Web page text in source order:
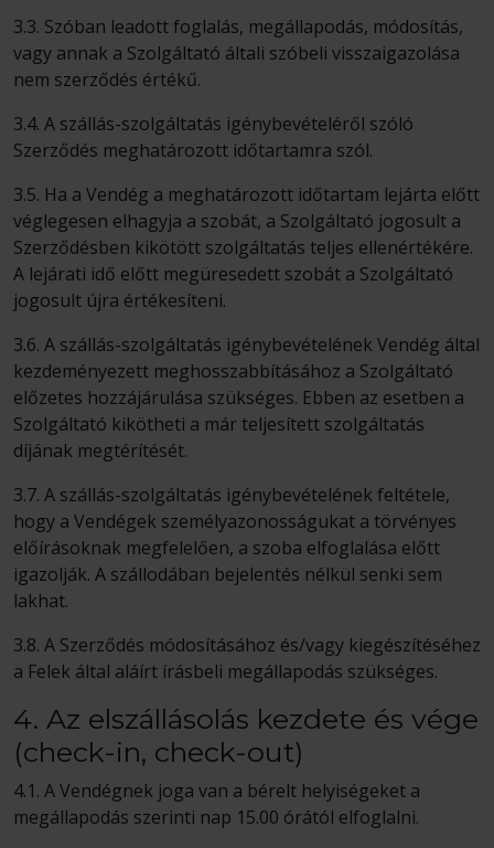
3.3. Szóban leadott foglalás, megállapodás, módosítás,
vagy annak a Szolgáltató általi szóbeli visszaigazolása
nem szerződés értékű.
3.4. A szállás-szolgáltatás igénybevételéről szóló
Szerződés meghatározott időtartamra szól.
3.5. Ha a Vendég a meghatározott időtartam lejárta előtt
véglegesen elhagyja a szobát, a Szolgáltató jogosult a
Szerződésben kikötött szolgáltatás teljes ellenértékére.
A lejárati idő előtt megüresedett szobát a Szolgáltató
jogosult újra értékesíteni.
3.6. A szállás-szolgáltatás igénybevételének Vendég által
kezdeményezett meghosszabbításához a Szolgáltató
előzetes hozzájárulása szükséges. Ebben az esetben a
Szolgáltató kikötheti a már teljesített szolgáltatás
díjának megtérítését.
3.7. A szállás-szolgáltatás igénybevételének feltétele,
hogy a Vendégek személyazonosságukat a törvényes
előírásoknak megfelelően, a szoba elfoglalása előtt
igazolják. A szállodában bejelentés nélkül senki sem
lakhat.
3.8. A Szerződés módosításához és/vagy kiegészítéséhez
a Felek által aláírt írásbeli megállapodás szükséges.
4. Az elszállásolás kezdete és vége
(check-in, check-out)
4.1. A Vendégnek joga van a bérelt helyiségeket a
megállapodás szerinti nap 15.00 órától elfoglalni.